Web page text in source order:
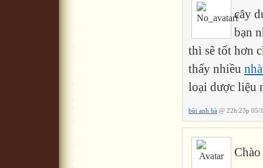
cây
bạn
thì sẽ tốt hơn
thấy nhiều
loại dược liệu
bùi anh hà @ 22h:23p 05/